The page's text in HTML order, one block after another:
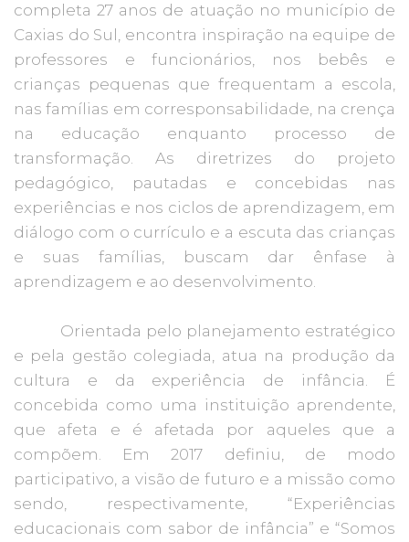
completa 27 anos de atuação no município de
Caxias do Sul, encontra inspiração na equipe de
professores e funcionários, nos bebês e
crianças pequenas que frequentam a escola,
nas famílias em corresponsabilidade, na crença
na educação enquanto processo de
transformação. As diretrizes do projeto
pedagógico, pautadas e concebidas nas
experiências e nos ciclos de aprendizagem, em
diálogo com o currículo e a escuta das crianças
e suas famílias, buscam dar ênfase à
aprendizagem e ao desenvolvimento.
Orientada pelo planejamento estratégico
e pela gestão colegiada, atua na produção da
cultura e da experiência de infância. É
concebida como uma instituição aprendente,
que afeta e é afetada por aqueles que a
compõem. Em 2017 definiu, de modo
participativo, a visão de futuro e a missão como
sendo, respectivamente, “Experiências
educacionais com sabor de infância” e “Somos